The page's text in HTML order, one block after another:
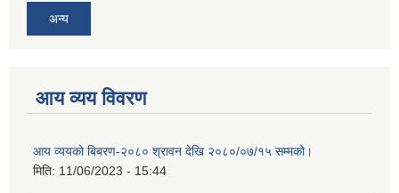
अन्य
आय व्यय विवरण
आय व्ययको बिबरण-२०८० श्रावन देखि २०८०/०७/१५ सम्मको।
मिति: 11/06/2023 - 15:44